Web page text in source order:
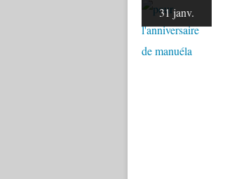
31 janv.